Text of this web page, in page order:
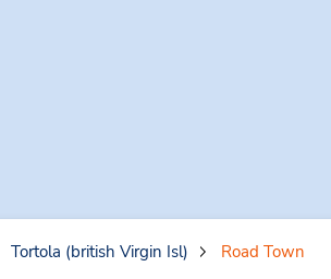
Tortola (british Virgin Isl) Road Town